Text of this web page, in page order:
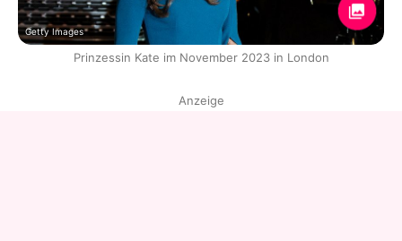
Getty Images
Prinzessin Kate im November 2023 in London
Anzeige